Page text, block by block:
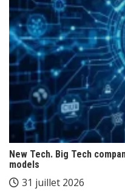
New Tech. Big Tech
models
31 juillet 2026